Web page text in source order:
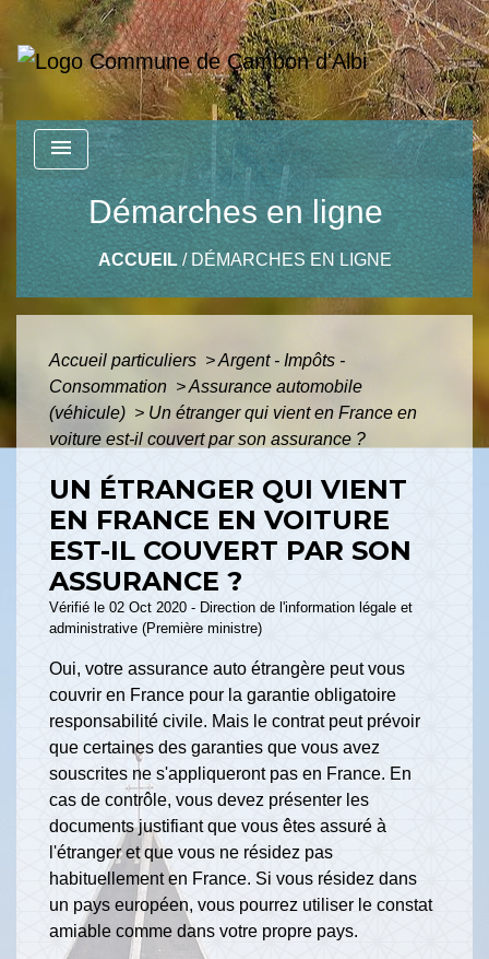
menu
Démarches en ligne
ACCUEIL/ DÉMARCHES EN LIGNE
Accueil particuliers >Argent - Impôts -
Consommation >Assurance automobile
(véhicule) > Un étranger qui vient en France en
voiture est-il couvert par son assurance ?
UN ÉTRANGER QUI VIENT
EN FRANCE EN VOITURE
EST-IL COUVERT PAR SON
ASSURANCE ?
Vérifié le 02 Oct 2020 - Direction de l'information légale et
administrative (Première ministre)
Oui, votre assurance auto étrangère peut vous
couvrir en France pour la garantie obligatoire
responsabilité civile. Mais le contrat peut prévoir
que certaines des garanties que vous avez
souscrites ne s'appliqueront pas en France. En
cas de contrôle, vous devez présenter les
documents justifiant que vous êtes assuré à
l'étranger et que vous ne résidez pas
habituellement en France. Si vous résidez dans
un pays européen, vous pourrez utiliser le constat
amiable comme dans votre propre pays.